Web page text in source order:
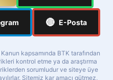
🔴 E-Posta
kapsamında BTK tarafından
kontrol etme ya da araştırma
sorumludur ve siteye üye
Sitemiz kar amacı gütmez,